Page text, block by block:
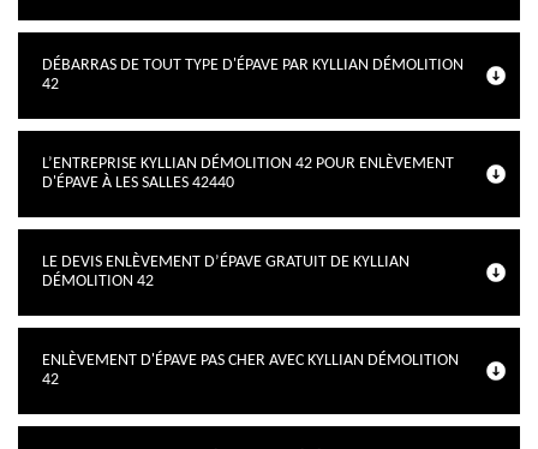
DÉBARRAS DE TOUT TYPE D'ÉPAVE PAR KYLLIAN DÉMOLITION
42
L’ENTREPRISE KYLLIAN DÉMOLITION 42 POUR ENLÈVEMENT
D'ÉPAVE À LES SALLES 42440
LE DEVIS ENLÈVEMENT D’ÉPAVE GRATUIT DE KYLLIAN
DÉMOLITION 42
ENLÈVEMENT D'ÉPAVE PAS CHER AVEC KYLLIAN DÉMOLITION
42